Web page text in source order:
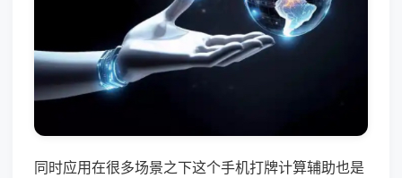
同时应用在很多场景之下这个手机打牌计算辅助也是